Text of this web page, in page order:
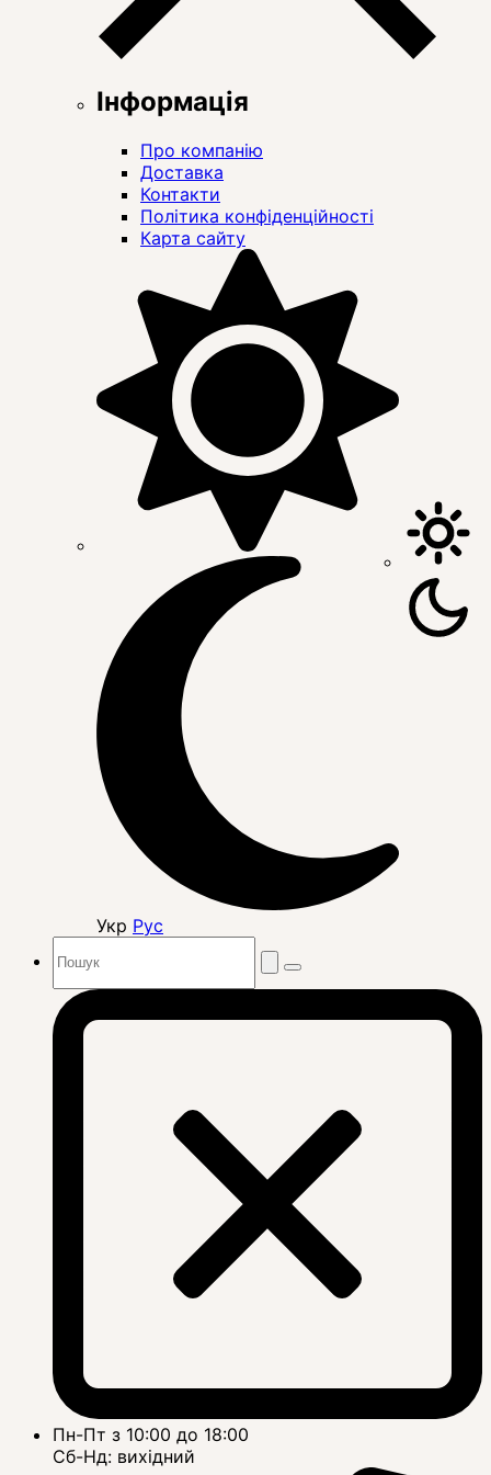
Інформація
Про компанію
Доставка
Контакти
Політика конфіденційності
Карта сайту
Укр Рус
Пн-Пт з 10:00 до 18:00
Сб-Нд: вихідний